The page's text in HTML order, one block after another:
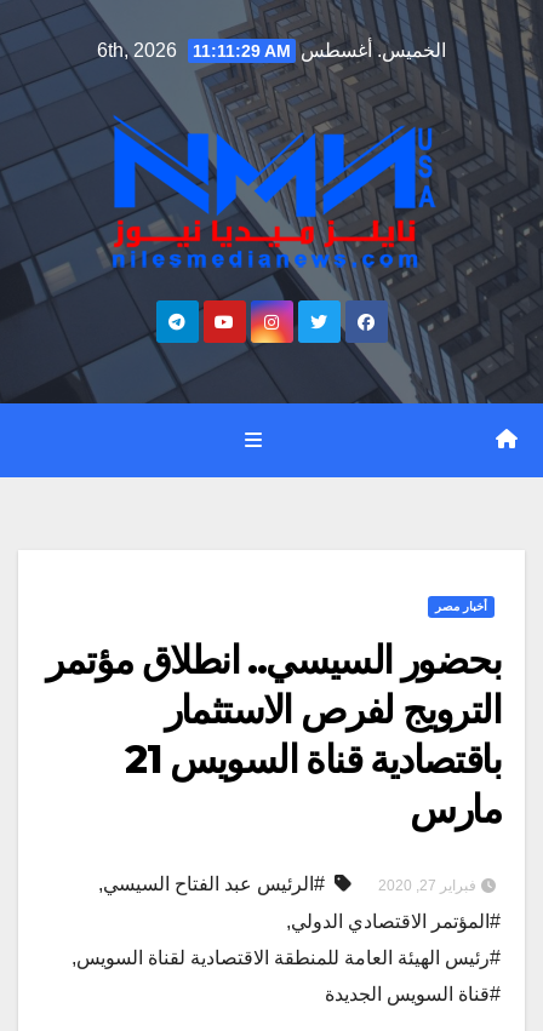
Skip
to
content
الخميس. أغسطس 6th, 2026 11:11:30 AM
أخبار مصر
بحضور السيسي.. انطلاق مؤتمر
الترويج لفرص الاستثمار
باقتصادية قناة السويس 21
مارس
فبراير 27, 2020 #الرئيس عبد الفتاح السيسي,
#المؤتمر الاقتصادي الدولي,
#رئيس الهيئة العامة للمنطقة الاقتصادية لقناة السويس,
#قناة السويس الجديدة